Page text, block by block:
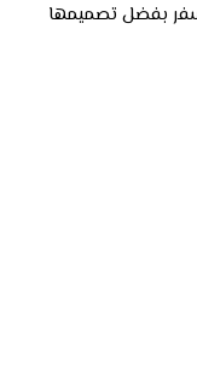
بفضل تصميمها